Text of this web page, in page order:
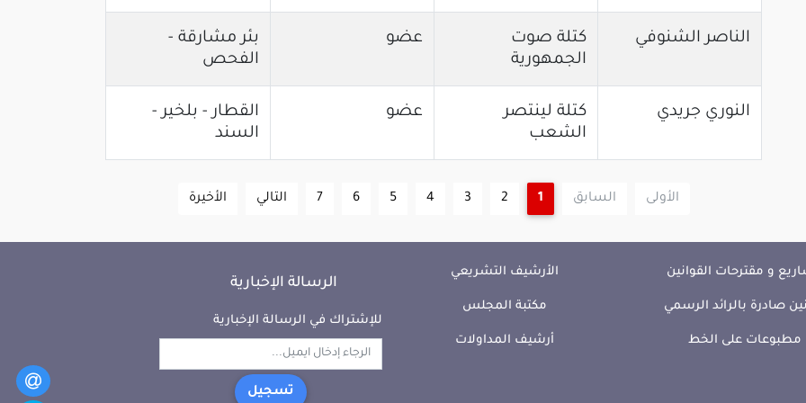
الناصر الشنوفي
كتلة صوت
الجمهورية
عضو
بئر مشارقة -
الفحص
النوري جريدي
كتلة لينتصر
الشعب
عضو
القطار - بلخير -
السند
الأولى السابق 1
2
3
4
5
6
7 التالي الأخيرة
و مقترحات القوانين
صادرة بالرائد الرسمي
مطبوعات على الخط
الأرشيف التشريعي
مكتبة المجلس
أرشيف المداولات
الرسالة الإخبارية
للإشتراك في الرسالة الإخبارية
تسجيل